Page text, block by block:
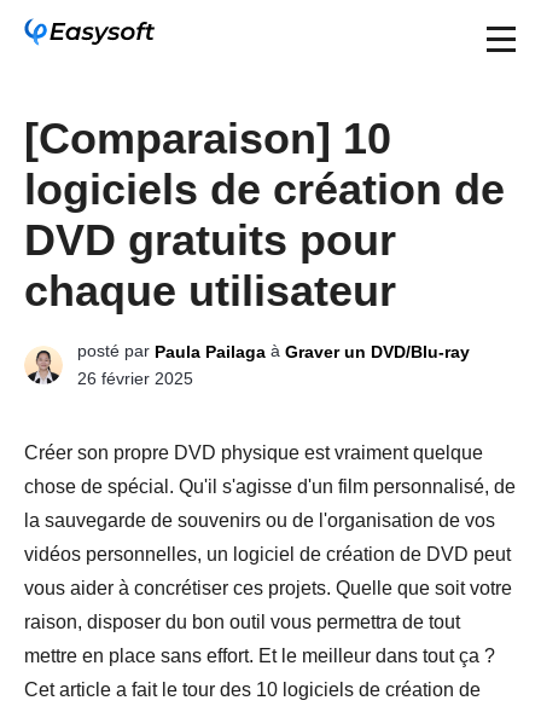
[Comparaison] 10
logiciels de création de
DVD gratuits pour
chaque utilisateur
posté par Paula Pailaga à Graver un DVD/Blu-ray
26 février 2025
Créer son propre DVD physique est vraiment quelque
chose de spécial. Qu'il s'agisse d'un film personnalisé, de
la sauvegarde de souvenirs ou de l'organisation de vos
vidéos personnelles, un logiciel de création de DVD peut
vous aider à concrétiser ces projets. Quelle que soit votre
raison, disposer du bon outil vous permettra de tout
mettre en place sans effort. Et le meilleur dans tout ça ?
Cet article a fait le tour des 10 logiciels de création de